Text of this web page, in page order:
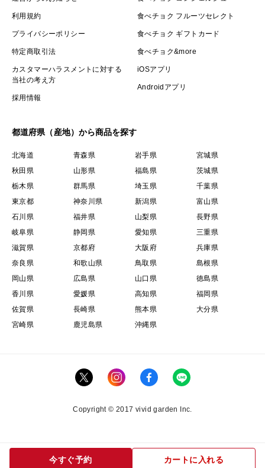
の幸せをお裾分けください🍊
今すぐ予約 カートに入れる
利用規約
プライバシーポリシー
特定商取引法
カスタマーハラスメントに対する
当社の考え方
採用情報
食べチョク フルーツセレクト
食べチョク ギフトカード
食べチョク&more
iOSアプリ
Androidアプリ
都道府県（産地）から商品を探す
北海道 青森県 岩手県
宮城県
秋田県
山形県 福島県
茨城県
栃木県
群馬県 埼玉県
千葉県
東京都
神奈川県 新潟県
富山県
石川県
福井県 山梨県
長野県
岐阜県
静岡県 愛知県
三重県
滋賀県
京都府 大阪府
兵庫県
奈良県
和歌山県 鳥取県
島根県
岡山県
広島県 山口県
徳島県
香川県
愛媛県 高知県
福岡県
佐賀県
長崎県 熊本県
大分県
宮崎県
鹿児島県 沖縄県
Copyright © 2017 vivid garden Inc.